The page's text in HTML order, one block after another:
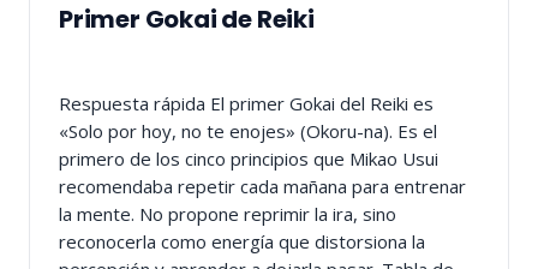
Primer Gokai de Reiki
Respuesta rápida El primer Gokai del Reiki es
«Solo por hoy, no te enojes» (Okoru-na). Es el
primero de los cinco principios que Mikao Usui
recomendaba repetir cada mañana para entrenar
la mente. No propone reprimir la ira, sino
reconocerla como energía que distorsiona la